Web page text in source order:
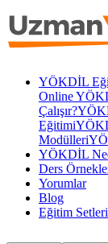
YÖKDİL
Online
Çalışır?
Eğitimi
Modülleri
YÖKDİL
Ders
Yorumlar
Blog
Eğitim Setleri